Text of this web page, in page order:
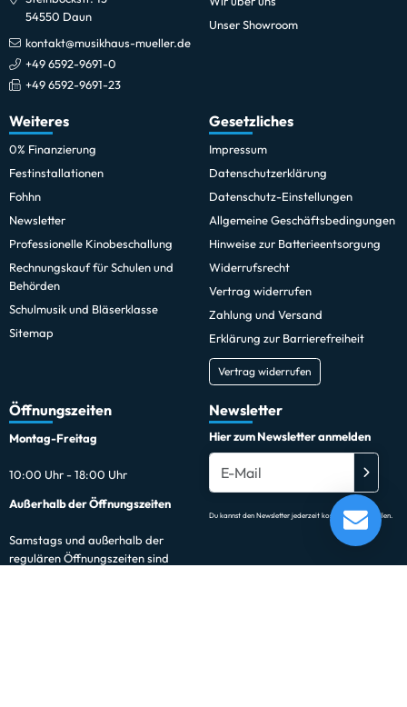
54550 Daun
kontakt@musikhaus-mueller.de
+49 6592-9691-0
+49 6592-9691-23
Unser Showroom
Weiteres
0% Finanzierung
Festinstallationen
Fohhn
Newsletter
Professionelle Kinobeschallung
Rechnungskauf für Schulen und
Behörden
Schulmusik und Bläserklasse
Sitemap
Gesetzliches
Impressum
Datenschutzerklärung
Datenschutz-Einstellungen
Allgemeine Geschäftsbedingungen
Hinweise zur Batterieentsorgung
Widerrufsrecht
Vertrag widerrufen
Zahlung und Versand
Erklärung zur Barrierefreiheit
Vertrag widerrufen
Öffnungszeiten
Montag-Freitag
10:00 Uhr - 18:00 Uhr
Außerhalb der Öffnungszeiten
Samstags und außerhalb der
regulären Öffnungszeiten sind
Newsletter
Hier zum Newsletter anmelden
Du kannst den Newsletter jederzeit kostenlos abbestellen.